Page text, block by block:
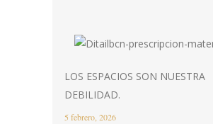
LOS ESPACIOS SON NUESTRA
DEBILIDAD.
5 febrero, 2026